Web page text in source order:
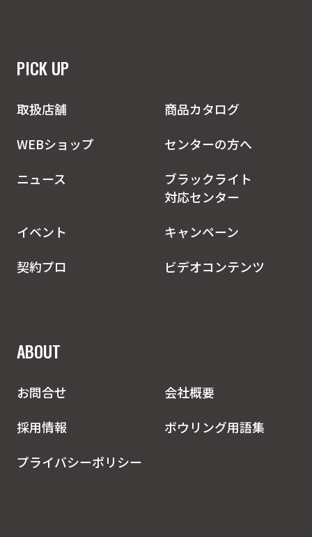
PICK UP
取扱店舗
商品カタログ
WEBショップ
センターの方へ
ニュース
ブラックライト
対応センター
イベント
キャンペーン
契約プロ
ビデオコンテンツ
ABOUT
お問合せ
会社概要
採用情報
ボウリング用語集
プライバシーポリシー